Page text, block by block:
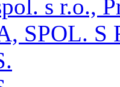
s r.o.,
SPOL. S